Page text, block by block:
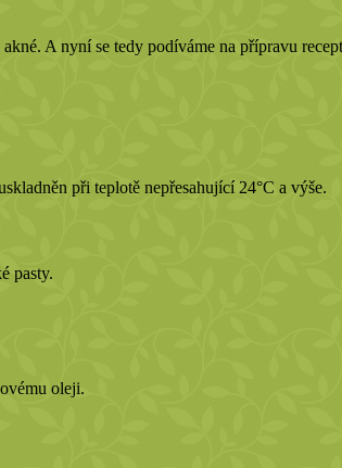
A nyní se tedy podíváme na přípravu
při teplotě nepřesahující 24°C a výše.
pasty.
oleji.